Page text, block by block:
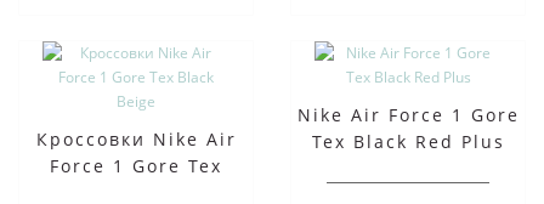
Кроссовки Nike Air
Force 1 Gore Tex
Nike Air Force 1 Gore
Tex Black Red Plus